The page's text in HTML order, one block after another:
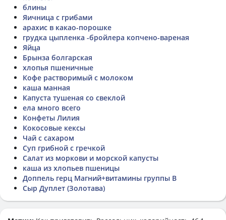
блины
Яичница с грибами
арахис в какао-порошке
грудка цыпленка -бройлера копчено-вареная
Яйца
Брынза болгарская
хлопья пшеничные
Кофе растворимый с молоком
каша манная
Капуста тушеная со свеклой
ела много всего
Конфеты Лилия
Кокосовые кексы
Чай с сахаром
Суп грибной с гречкой
Салат из моркови и морской капусты
каша из хлопьев пшеницы
Доппель герц Магний+витамины группы В
Сыр Дуплет (Золотава)